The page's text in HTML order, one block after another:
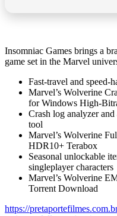
Insomniac Games brings a
game set in the Marvel
Fast-travel and speed-
Marvel’s Wolverine
for Windows High-
Crash log analyzer
tool
Marvel’s Wolverine
HDR10+ Terabox
Seasonal unlockable
singleplayer characters
Marvel’s Wolverine
Torrent Download
https://